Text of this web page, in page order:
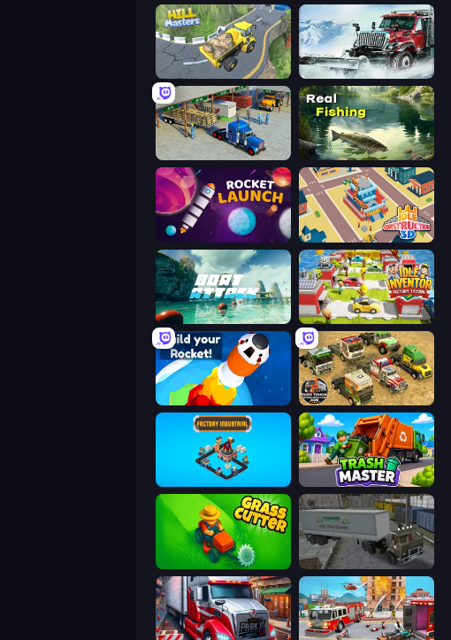
Hill Masters Snow Plow Truck
Offroad Cargo Transport Truck Real Fishing Simulator
Rocket Launch Idle Construction 3D
Boat Attack Idle Inventor
Build your Rocket Euro Truck Driving Simulator 2025
Factory Industrial Trash Master
Russian Kamaz Truck Driver